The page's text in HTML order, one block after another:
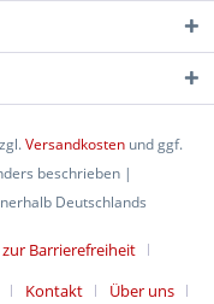
Versandkosten und ggf.
beschrieben |
Deutschlands
Barrierefreiheit
Kontakt
Über uns